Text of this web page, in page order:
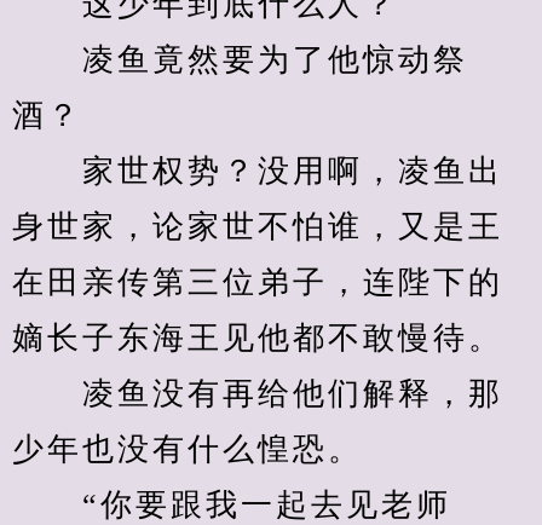
凌鱼竟然要为了他惊动祭
酒？
家世权势？没用啊，凌鱼出
身世家，论家世不怕谁，又是王
在田亲传第三位弟子，连陛下的
嫡长子东海王见他都不敢慢待。
凌鱼没有再给他们解释，那
少年也没有什么惶恐。
“你要跟我一起去见老师